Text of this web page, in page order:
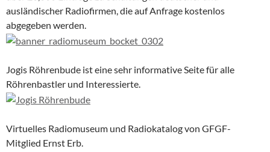
ausländischer Radiofirmen, die auf Anfrage kostenlos
abgegeben werden.
Jogis Röhrenbude ist eine sehr informative Seite für alle
Röhrenbastler und Interessierte.
Virtuelles Radiomuseum und Radiokatalog von GFGF-
Mitglied Ernst Erb.